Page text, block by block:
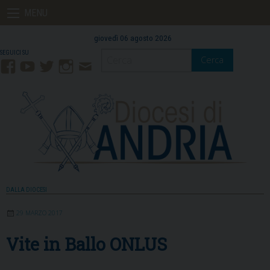
giovedì 06 agosto 2026
Mail
Cerca
DALLA DIOCESI
29 MARZO 2017
Vite in Ballo ONLUS